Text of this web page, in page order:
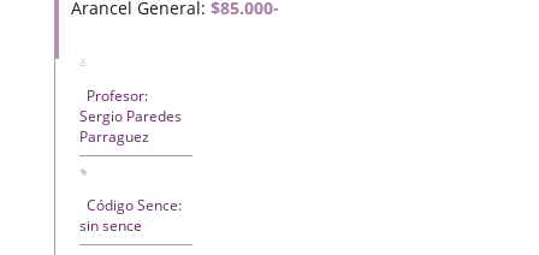
Arancel General: $85.000-
Profesor:
Sergio Paredes
Parraguez
Código Sence:
sin sence